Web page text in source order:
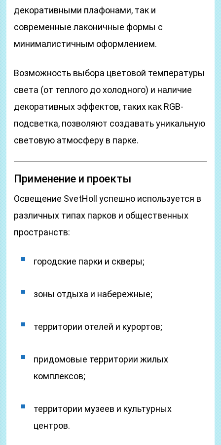
декоративными плафонами, так и
современные лаконичные формы с
минималистичным оформлением.
Возможность выбора цветовой температуры
света (от теплого до холодного) и наличие
декоративных эффектов, таких как RGB-
подсветка, позволяют создавать уникальную
световую атмосферу в парке.
Применение и проекты
Освещение SvetHoll успешно используется в
различных типах парков и общественных
пространств:
городские парки и скверы;
зоны отдыха и набережные;
территории отелей и курортов;
придомовые территории жилых
комплексов;
территории музеев и культурных
центров.